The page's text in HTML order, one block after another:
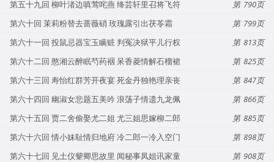
第五十九回 柳叶渚边嗔莺咤燕 绛芸轩里召将飞符
790
第六十回 茉莉粉替去蔷薇硝 玫瑰露引出茯苓霜
799
第六十一回 投鼠忌器宝玉瞒赃 判冤决狱平儿行权
813
第六十二回 憨湘云醉眠芍药裀 呆香菱情解石榴裙
825
第六十三回 寿怡红群芳开夜宴 死金丹独艳理亲丧
847
第六十四回 幽淑女悲题五美吟 浪荡子情遗九龙佩
866
第六十五回 贾二舍偷娶尤二姐 尤三姐思嫁柳二郎
885
第六十六回 情小妹耻情归地府 冷二郎一冷入空门
898
第六十七回 见土仪颦卿思故里 闻秘事凤姐讯家童
908